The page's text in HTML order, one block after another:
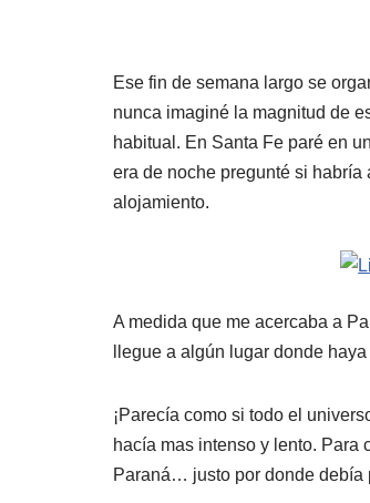
Ese fin de semana largo se
nunca imaginé la magnitud de
habitual. En Santa Fe paré en
era de noche pregunté si
alojamiento.
A medida que me acercaba a
llegue a algún lugar donde
¡Parecía como si todo el
hacía mas intenso y lento. Para
Paraná… justo por donde debía